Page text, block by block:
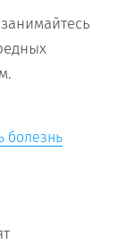
болезнь